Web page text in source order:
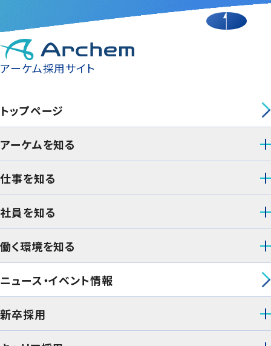
アーケム採用サイト
トップページ
アーケムを知る
仕事を知る
社員を知る
働く環境を知る
ニュース・イベント情報
新卒採用